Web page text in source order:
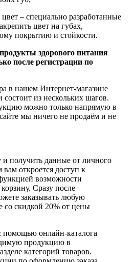
– специально разработанные
цвет на губах,
покрытию и стойкости.
здорового питания
после регистрации по
в нашем Интернет-магазине
из нескольких шагов.
можно только напрямую в
мы ничего не продаём и не
получить данные от личного
вам откроется доступ к
возможности
Сразу после
заказывать любую
скидкой 20% от цены
помощью онлайн-каталога
продукцию в
категорий товаров.